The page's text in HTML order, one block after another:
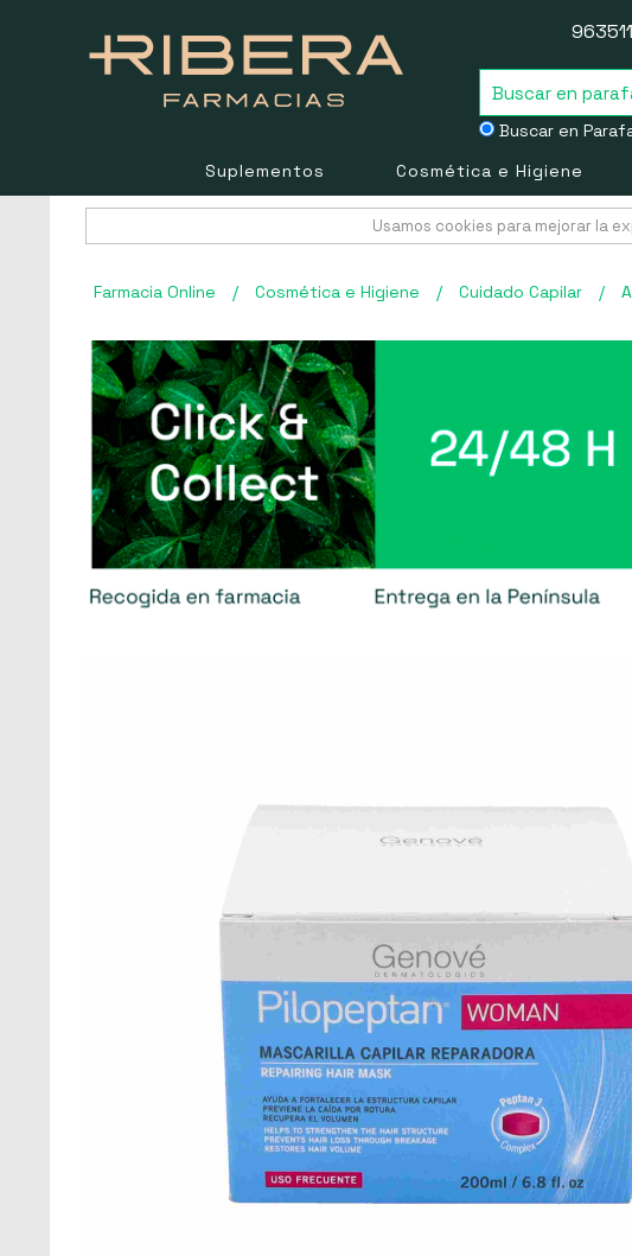
Buscar en
Suplementos Cosmética e Higiene
Usamos cookies para mejorar la
Farmacia Online / Cosmética e Higiene / Cuidado Capilar /